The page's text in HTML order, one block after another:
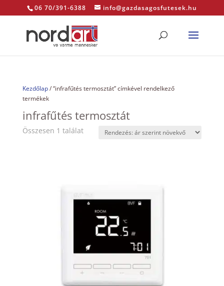
06 70/391-6388 info@gazdasagosfutesek.hu
Kezdőlap/ “infrafűtés termosztát” címkével rendelkező
termékek
infrafűtés termosztát
Összesen 1 találat